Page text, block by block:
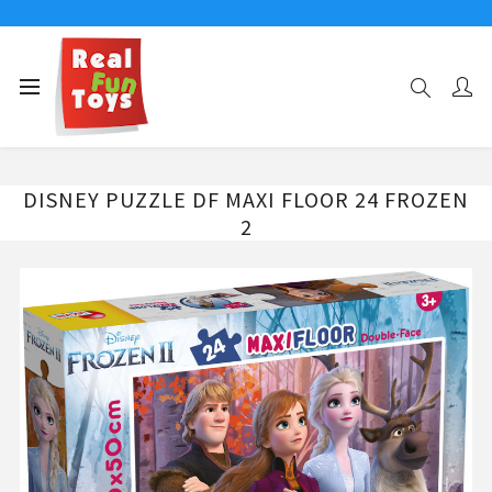
DISNEY PUZZLE DF MAXI FLOOR 24 FROZEN 2
DISNEY PUZZLE DF MAXI FLOOR 24 FROZEN
2